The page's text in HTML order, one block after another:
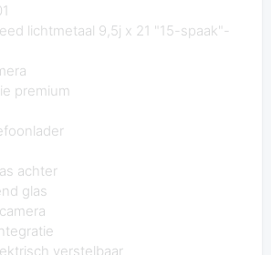
lichtmetaal 9,5j x 21 "15-spaak"-
premium
achter
glas
verstelbaar